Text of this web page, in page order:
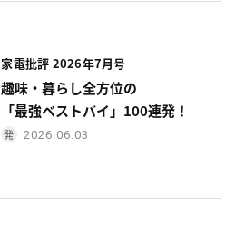
家電批評 2026年7月号
趣味・暮らし全方位の
「最強ベストバイ」100連発！
2026.06.03